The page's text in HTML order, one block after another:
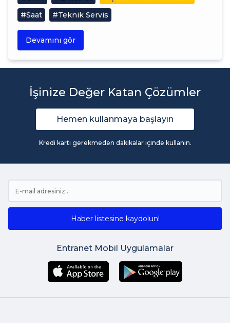
#Saat
#Teknik Servis
Devamını gör
İşinize Değer Katan Çözümler
Hemen kullanmaya başlayın
Kredi kartı gerekmeden dakikalar içinde kullanın.
Haber listesine kaydolun!
Entranet Mobil Uygulamalar